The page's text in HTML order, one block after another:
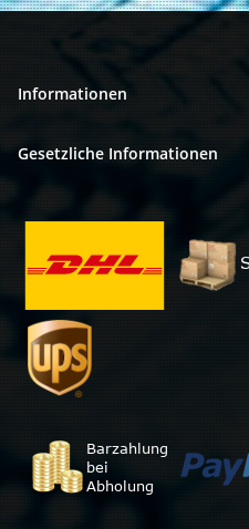
Informationen
Gesetzliche Informationen